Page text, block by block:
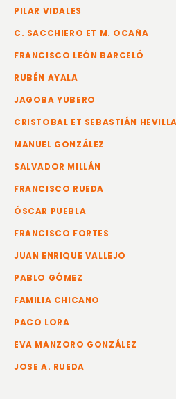
PILAR VIDALES
C. SACCHIERO ET M. OCAÑA
FRANCISCO LEÓN BARCELÓ
RUBÉN AYALA
JAGOBA YUBERO
CRISTOBAL ET SEBASTIÁN HEVILLA
MANUEL GONZÁLEZ
SALVADOR MILLÁN
FRANCISCO RUEDA
ÓSCAR PUEBLA
FRANCISCO FORTES
JUAN ENRIQUE VALLEJO
PABLO GÓMEZ
FAMILIA CHICANO
PACO LORA
EVA MANZORO GONZÁLEZ
JOSE A. RUEDA